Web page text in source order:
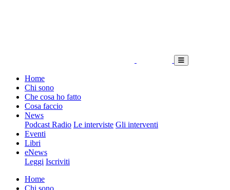
Home
Chi sono
Che cosa ho fatto
Cosa faccio
News
Podcast Radio Le interviste Gli interventi
Eventi
Libri
eNews
Leggi Iscriviti
Home
Chi sono